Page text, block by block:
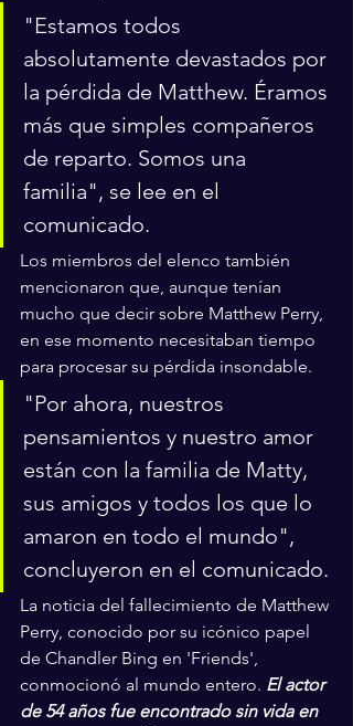
"Estamos todos
absolutamente devastados por
la pérdida de Matthew. Éramos
más que simples compañeros
de reparto. Somos una
familia", se lee en el
comunicado.
Los miembros del elenco también
mencionaron que, aunque tenían
mucho que decir sobre Matthew Perry,
en ese momento necesitaban tiempo
para procesar su pérdida insondable.
"Por ahora, nuestros
pensamientos y nuestro amor
están con la familia de Matty,
sus amigos y todos los que lo
amaron en todo el mundo",
concluyeron en el comunicado.
La noticia del fallecimiento de Matthew
Perry, conocido por su icónico papel
de Chandler Bing en 'Friends',
conmocionó al mundo entero. El actor
de 54 años fue encontrado sin vida en